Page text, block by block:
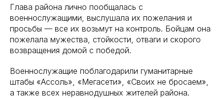
Глава района лично пообщалась с
военнослужащими, выслушала их пожелания и
просьбы — все их возьмут на контроль. Бойцам она
пожелала мужества, стойкости, отваги и скорого
возвращения домой с победой.
Военнослужащие поблагодарили гуманитарные
штабы «Ассоль», «Мегасети», «Своих не бросаем»,
а также всех неравнодушных жителей района.